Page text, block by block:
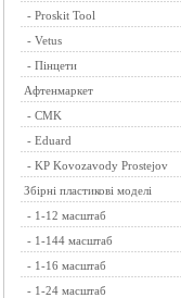
- Proskit Tool
- Vetus
- Пінцети
Афтенмаркет
- CMK
- Eduard
- KP Kovozavody Prostejov
Збірні пластикові моделі
- 1-12 масштаб
- 1-144 масштаб
- 1-16 масштаб
- 1-24 масштаб